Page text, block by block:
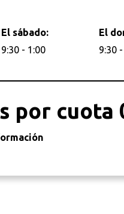
El sábado:
9:30 - 1:00
El
9:30
por cuota